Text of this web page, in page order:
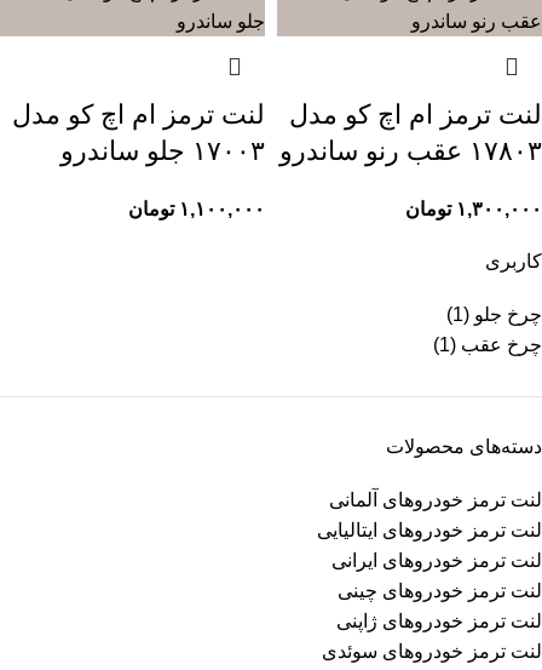
کاربری
چرخ جلو (1)
چرخ عقب (1)
دسته‌های محصولات
لنت ترمز خودروهای آلمانی
لنت ترمز خودروهای ایتالیایی
لنت ترمز خودروهای ایرانی
لنت ترمز خودروهای چینی
لنت ترمز خودروهای ژاپنی
لنت ترمز خودروهای سوئدی
لنت ترمز ام اچ کو مدل
۱۷۸۰۳ عقب رنو ساندرو
۱,۳۰۰,۰۰۰ تومان
لنت ترمز ام اچ کو مدل
۱۷۰۰۳ جلو ساندرو
۱,۱۰۰,۰۰۰ تومان